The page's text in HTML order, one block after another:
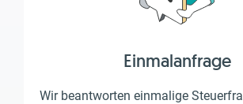
Einmalanfrage
Wir beantworten einmalige